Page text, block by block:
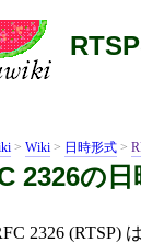
> Wiki > 日時形式 >
2326の日
2326 (RTSP)